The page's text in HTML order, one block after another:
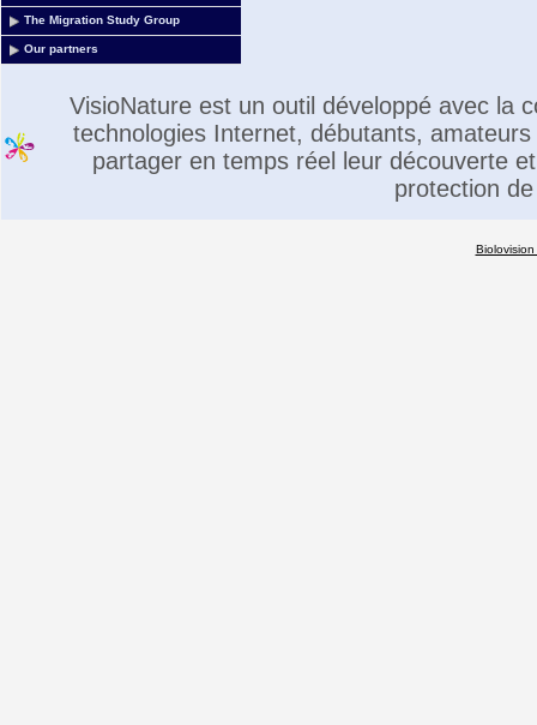
The Migration Study Group
Our partners
VisioNature est un outil développé avec la
technologies Internet, débutants,
partager en temps réel leur découverte
protection
Biolovision